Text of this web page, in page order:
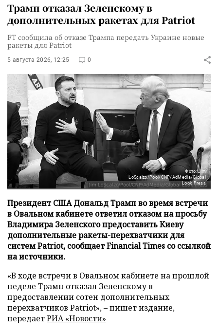
Трамп отказал Зеленскому в
дополнительных ракетах для Patriot
FT сообщила об отказе Трампа передать Украине новые
ракеты для Patriot
5 августа 2026, 12:25 0
Фото: Jim
LoScalzo/Pool/CNP/AdMedia/Global
Look Press
Президент США Дональд Трамп во время встречи
в Овальном кабинете ответил отказом на просьбу
Владимира Зеленского предоставить Киеву
дополнительные ракеты-перехватчики для
систем Patriot, сообщает Financial Times со ссылкой
на источники.
«В ходе встречи в Овальном кабинете на прошлой
неделе Трамп отказал Зеленскому в
предоставлении сотен дополнительных
перехватчиков Patriot», – пишет издание,
передаетРИА «Новости»